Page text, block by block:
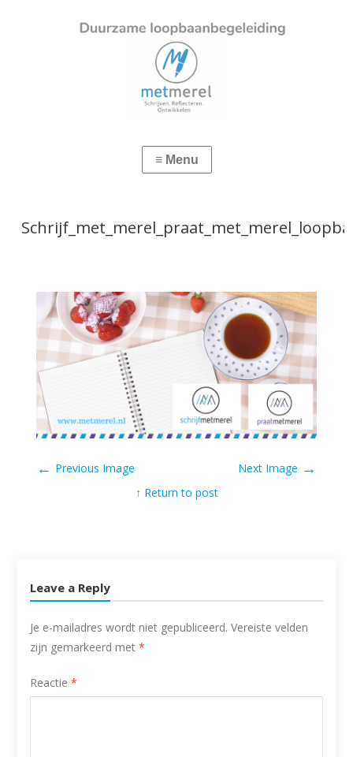
← Previous Image Next Image →
↑ Return to post
Leave a Reply
Je e-mailadres wordt niet gepubliceerd. Vereiste velden
zijn gemarkeerd met *
Reactie *